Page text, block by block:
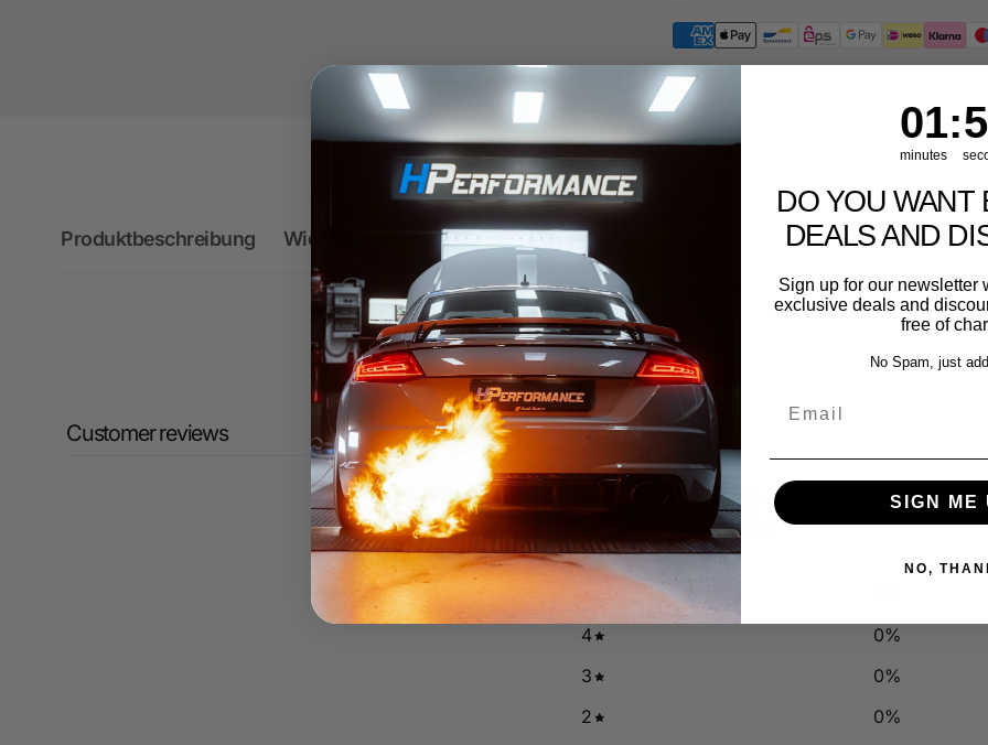
Produktbeschreibung Wichtige Hinweise zum Widerrufsrecht
Customer reviews
0 0 reviews
5
4
0%
3
0%
2
0%
1
01
minutes
: 55
DO YOU WANT
DEALS AND
Sign up for our newsletter
exclusive deals and
free of
No Spam, just
SIGN ME
NO,